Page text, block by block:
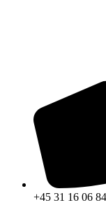
+45 31 16 06 84